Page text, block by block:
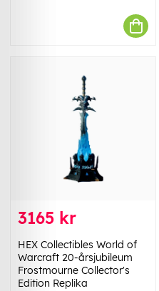
3165 kr
HEX Collectibles World of
Warcraft 20-årsjubileum
Frostmourne Collector's
Edition Replika